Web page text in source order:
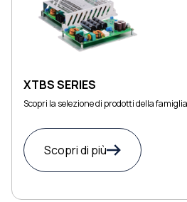
XTBS SERIES
Scopri la selezione di prodotti della famiglia
Scopri di più